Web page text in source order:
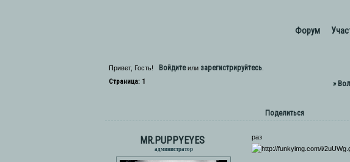
Форум
Привет, Гость! Войдитеили зарегистрируйтесь.
»
Страница: 1
Поделиться
MR.PUPPYEYES
администратор
раз